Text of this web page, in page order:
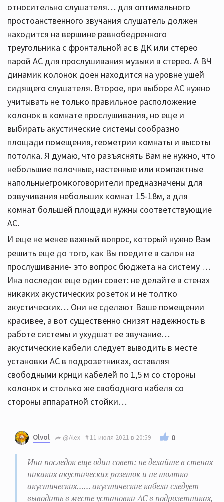
относительно слушателя… для оптимального
простоанственного звучания слушатель должен
находится на вершине равнобедренного
треугольника с фронтальной ас в ДК или стерео
парой АС для прослушивания музыки в стерео. А ВЧ
динамик колонок доен находится на уровне ушей
сидящего слушателя. Второе, при выборе АС нужно
учитывать не только правильное расположение
колонок в комнате прослушивания, но еще и
выбирать акустические системы сообразно
площади помещения, геометрии комнаты и высоты
потолка. Я думаю, что разъяснять Вам не нужно, что
небольшие полочные, настенные или компактные
напольныегромкоговорители предназначены для
озвучивания небольших комнат 15-18м, а для
комнат большей площади нужны соответствующие
АС.
И еще не менее важный вопрос, который нужно Вам
решить еще до того, как Вы поедите в салон на
прослушивание- это вопрос бюджета на систему …
Ина последок еще один совет: не делайте в стенах
никаких акустических розеток и не толтко
акустических… Они не сделают Ваше помещении
красивее, а вот существенно снизят надежность в
работе системы и ухудшат ее звучание…
акустические кабели следует выводить в месте
установки АС в подрозетниках, оставляя
свободными крнци кабелей по 1,5 м со стороны
колонок и столько же свободного кабеля со
стороны аппаратной стойки…
Olvol @Alex 11 июля 2021 в 20:59 0
Ина последок еще один совет: не делайте в стенах
никаких акустических розеток и не толтко
акустических…… акустические кабели следует
выводить в месте установки АС в подрозетниках,